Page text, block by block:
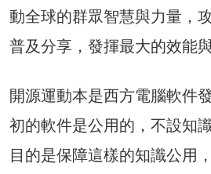
動全球的群眾智慧與力量，
普及分享，發揮最大的效能與
開源運動本是西方電腦軟件
初的軟件是公用的，不設知
目的是保障這樣的知識公用